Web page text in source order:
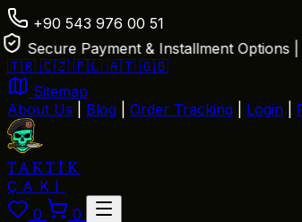
+90 543 976 00 51
Payment & Installment Options |
🇹🇷 🇨🇿 🇵🇱 🇦🇹 🇬🇧
Sitemap
About Us
Blog Order Tracking Login
TAKTİK
ÇAKI
0
0